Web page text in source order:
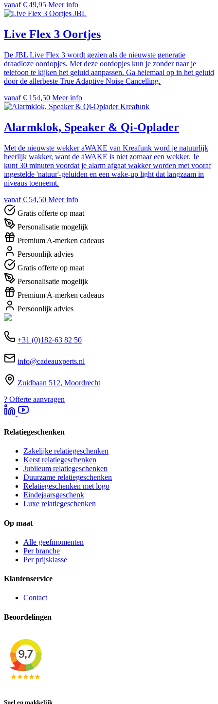
vanaf € 49,95 Meer info
JBL
Live Flex 3 Oortjes
De JBL Live Flex 3 wordt gezien als de nieuwste generatie
draadloze oordopjes. Met deze oordopjes kun je zonder naar je
telefoon te kijken het geluid aanpassen. Ga helemaal op in het geluid
door de allerbeste True Adaptive Noise Cancelling.
vanaf € 154,50 Meer info
Kreafunk
Alarmklok, Speaker & Qi-Oplader
Met de nieuwste wekker aWAKE van Kreafunk word je natuurlijk
heerlijk wakker, want de aWAKE is niet zomaar een wekker. Je
kunt 30 minuten voordat je alarm afgaat wakker worden met vooraf
ingestelde 'natuur'-geluiden en een wake-up light dat langzaam in
niveaus toeneemt.
vanaf € 54,50 Meer info
Gratis offerte op maat
Personalisatie mogelijk
Premium A-merken cadeaus
Persoonlijk advies
Gratis offerte op maat
Personalisatie mogelijk
Premium A-merken cadeaus
Persoonlijk advies
+31 (0)182-63 82 50
info@cadeauxperts.nl
Zuidbaan 512, Moordrecht
? Offerte aanvragen
Relatiegeschenken
Zakelijke relatiegeschenken
Kerst relatiegeschenken
Jubileum relatiegeschenken
Duurzame relatiegeschenken
Relatiegeschenken met logo
Eindejaarsgeschenk
Luxe relatiegeschenken
Op maat
Alle geefmomenten
Per branche
Per prijsklasse
Klantenservice
Contact
Beoordelingen
Snel en makkelijk